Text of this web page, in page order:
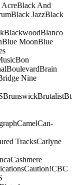
AcreBlack And
Black JazzBlack
BlackwoodBlanco
Blue MoonBlue
Bon
BoulevardBrain
Nine
BrunswickBrutalist
CamelCan-
TracksCarlyne
Cashmere
Caution!CBC